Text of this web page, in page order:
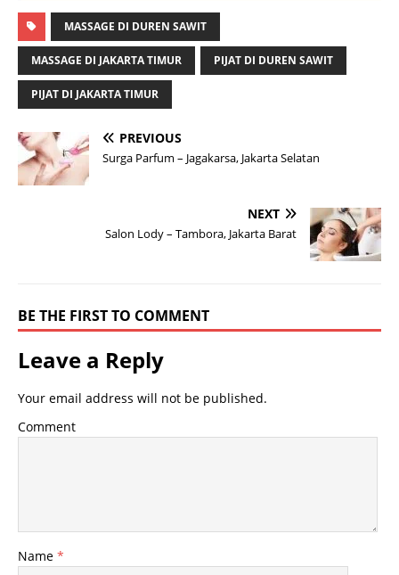
MASSAGE DI DUREN SAWIT
MASSAGE DI JAKARTA TIMUR PIJAT DI DUREN SAWIT
PIJAT DI JAKARTA TIMUR
PREVIOUS
Surga Parfum – Jagakarsa, Jakarta Selatan
NEXT
Salon Lody – Tambora, Jakarta Barat
BE THE FIRST TO COMMENT
Leave a Reply
Your email address will not be published.
Comment
Name *